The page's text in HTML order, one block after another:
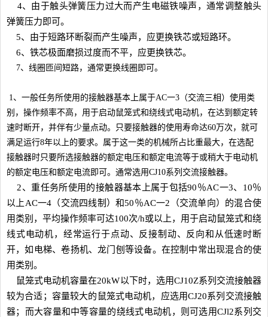
4、由于触头弹簧压力过大而产生电磁铁噪声，通常调整触头
弹簧压力即可。
5、由于短路环断裂而产生噪声，应更换铁芯或短路环。
6、铁芯极面磨损过度而不平，应更换铁芯。
7、线圈匝间短路，通常更换线圈即可。
1、一般任务所使用的接触器基本上属于AC一3（交流三相）使用类
别，操作频率不高，用于启动鼠笼式和绕线式电动机，在达到额定转
速时断开，并伴有少量点动。只要接触器的使用寿命达60万次，就可
满足运行8年以上的要求。属于这一类的机械所占比重最大，在选配
接触器时只要所选接触器的额定电压和额定电流等于或稍大于电动机
的额定电压和额定电流即可。通常选用CJ10系列交流接触器。
2、重任务所使用的接触器基本上属于包括90％AC一3、10％
以上AC一4（交流四线制）和50％AC一2（交流单向）的混合使
用类别，平均操作频率可达100次/h或以上，用于启动鼠笼式和绕
线式电动机，经常运行于点动、反接制动、反向和从低速时断
开，如电梯、卷扬机、龙门刨等设备。在控制中常出现混合的使
用类别。
鼠笼式电动机容量在20kW以下时，选用CJ10Z系列交流接触器
较为合适；容量较大的鼠笼式电动机，应选用CJ20系列交流接触
器；而大容量和中等容量的绕线式电动机，则可选用CJl2系列交